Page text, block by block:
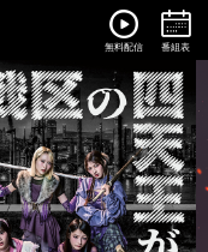
無料配信 番組表